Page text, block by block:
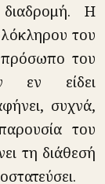
Η
του
του
εν είδει
συχνά,
του
τη διάθεσή